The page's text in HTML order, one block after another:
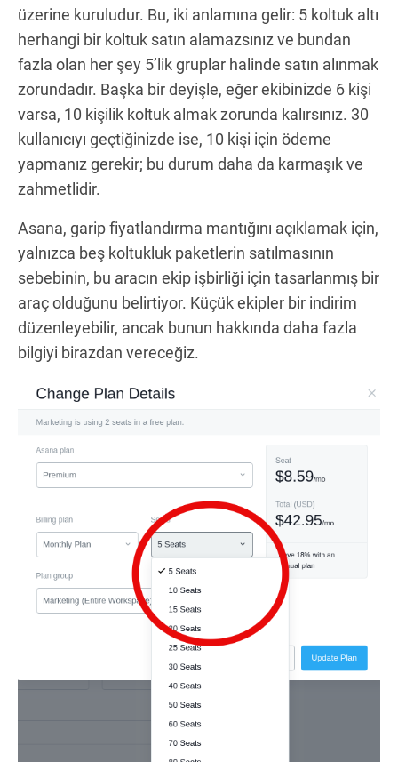
üzerine kuruludur. Bu, iki anlamına gelir: 5 koltuk altı
herhangi bir koltuk satın alamazsınız ve bundan
fazla olan her şey 5’lik gruplar halinde satın alınmak
zorundadır. Başka bir deyişle, eğer ekibinizde 6 kişi
varsa, 10 kişilik koltuk almak zorunda kalırsınız. 30
kullanıcıyı geçtiğinizde ise, 10 kişi için ödeme
yapmanız gerekir; bu durum daha da karmaşık ve
zahmetlidir.
Asana, garip fiyatlandırma mantığını açıklamak için,
yalnızca beş koltukluk paketlerin satılmasının
sebebinin, bu aracın ekip işbirliği için tasarlanmış bir
araç olduğunu belirtiyor. Küçük ekipler bir indirim
düzenleyebilir, ancak bunun hakkında daha fazla
bilgiyi birazdan vereceğiz.